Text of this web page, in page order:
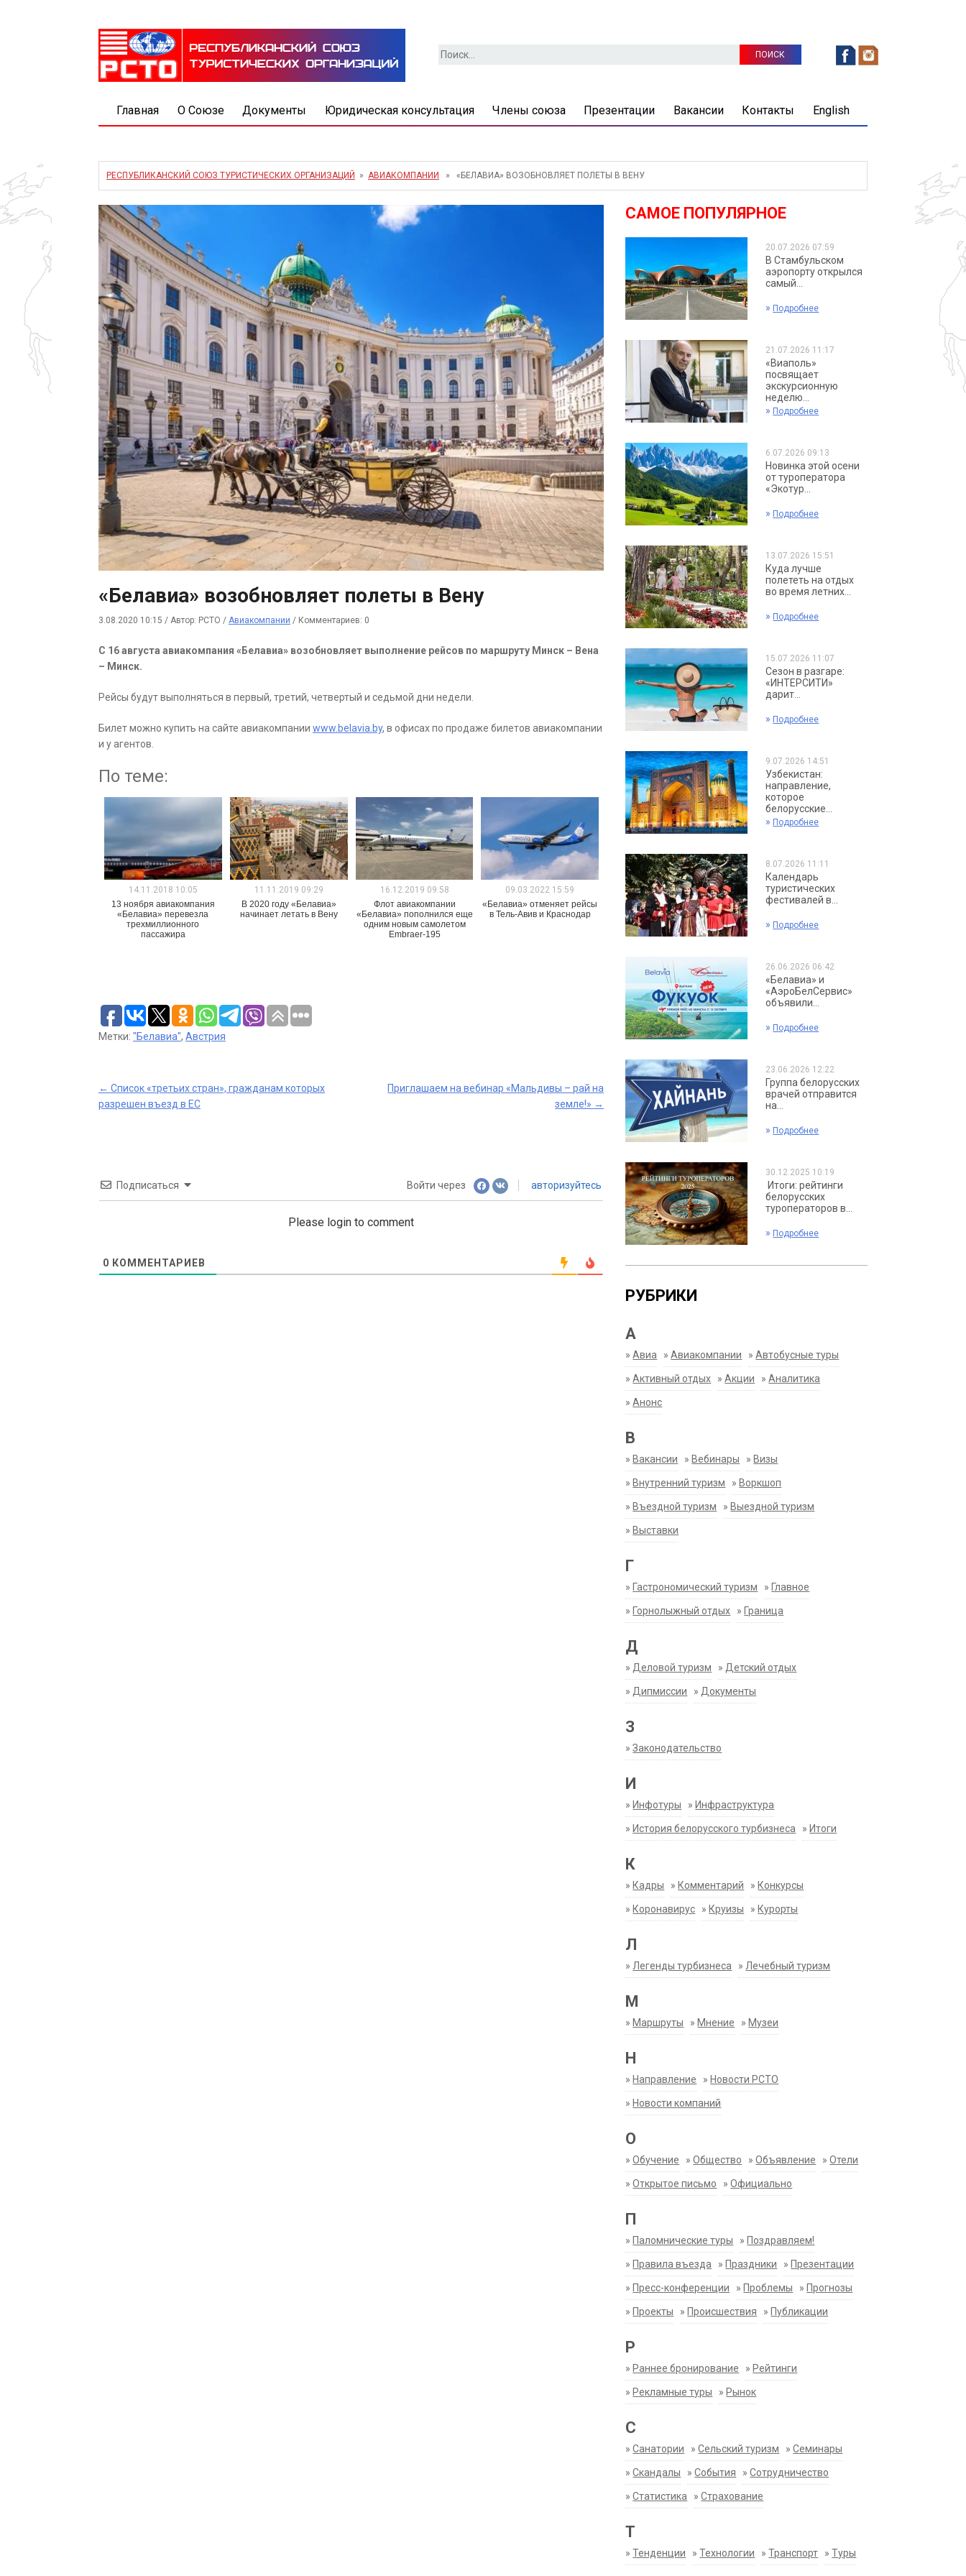
Найти:
Главная О Союзе Документы Юридическая консультация Члены союза Презентации Вакансии Контакты English
РЕСПУБЛИКАНСКИЙ СОЮЗ ТУРИСТИЧЕСКИХ ОРГАНИЗАЦИЙ » АВИАКОМПАНИИ » «БЕЛАВИА» ВОЗОБНОВЛЯЕТ ПОЛЕТЫ В ВЕНУ
«Белавиа» возобновляет полеты в Вену
3.08.2020 10:15 / Автор: РСТО / Авиакомпании / Комментариев: 0
С 16 августа авиакомпания «Белавиа» возобновляет выполнение рейсов по маршруту Минск – Вена
– Минск.
Рейсы будут выполняться в первый, третий, четвертый и седьмой дни недели.
Билет можно купить на сайте авиакомпании www.belavia.by, в офисах по продаже билетов авиакомпании
и у агентов.
По теме:
14.11.2018 10:05
13 ноября авиакомпания
«Белавиа» перевезла
трехмиллионного
пассажира
11.11.2019 09:29
В 2020 году «Белавиа»
начинает летать в Вену
16.12.2019 09:58
Флот авиакомпании
«Белавиа» пополнился еще
одним новым самолетом
Embraer-195
09.03.2022 15:59
«Белавиа» отменяет рейсы
в Тель-Авив и Краснодар
Метки: "Белавиа", Австрия
Post
← Список «третьих стран», гражданам которых
разрешен въезд в ЕС
Приглашаем на вебинар «Мальдивы – рай на
земле!» →
Подписаться Войти через авторизуйтесь
Please login to comment
0 КОММЕНТАРИЕВ
САМОЕ ПОПУЛЯРНОЕ
20.07.2026 07:59
В Стамбульском
аэропорту открылся
самый...
» Подробнее
21.07.2026 11:17
«Виаполь»
посвящает
экскурсионную
неделю...
» Подробнее
6.07.2026 09:13
Новинка этой осени
от туроператора
«Экотур...
» Подробнее
13.07.2026 15:51
Куда лучше
полететь на отдых
во время летних...
» Подробнее
15.07.2026 11:07
Сезон в разгаре:
«ИНТЕРСИТИ»
дарит...
» Подробнее
9.07.2026 14:51
Узбекистан:
направление,
которое
белорусские...
» Подробнее
8.07.2026 11:11
Календарь
туристических
фестивалей в...
» Подробнее
26.06.2026 06:42
«Белавиа» и
«АэроБелСервис»
объявили...
» Подробнее
23.06.2026 12:22
Группа белорусских
врачей отправится
на...
» Подробнее
30.12.2025 10:19
Итоги: рейтинги
белорусских
туроператоров в...
» Подробнее
РУБРИКИ
А
»Авиа »Авиакомпании »Автобусные туры
»Активный отдых »Акции »Аналитика
»Анонс
В
» Вакансии » Вебинары » Визы
» Внутренний туризм » Воркшоп
» Въездной туризм » Выездной туризм
» Выставки
Г
» Гастрономический туризм » Главное
» Горнолыжный отдых » Граница
Д
» Деловой туризм » Детский отдых
» Дипмиссии » Документы
З
»Законодательство
И
» Инфотуры » Инфраструктура
» История белорусского турбизнеса » Итоги
К
» Кадры » Комментарий » Конкурсы
» Коронавирус » Круизы » Курорты
Л
» Легенды турбизнеса » Лечебный туризм
М
» Маршруты » Мнение » Музеи
Н
» Направление » Новости РСТО
» Новости компаний
О
»Обучение »Общество »Объявление »Отели
»Открытое письмо »Официально
П
» Паломнические туры » Поздравляем!
» Правила въезда » Праздники » Презентации
» Пресс-конференции » Проблемы » Прогнозы
» Проекты » Происшествия » Публикации
Р
» Раннее бронирование » Рейтинги
» Рекламные туры » Рынок
С
»Санатории »Сельский туризм »Семинары
»Скандалы »События »Сотрудничество
»Статистика »Страхование
Т
»Тенденции »Технологии »Транспорт »Туры